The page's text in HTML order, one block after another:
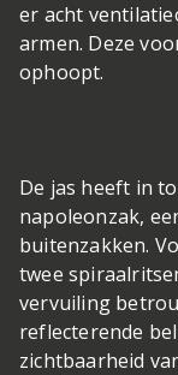
er acht
armen. Deze
ophoopt.
De jas heeft in
napoleonzak,
buitenzakken.
twee
vervuiling
reflecterende
zichtbaarheid